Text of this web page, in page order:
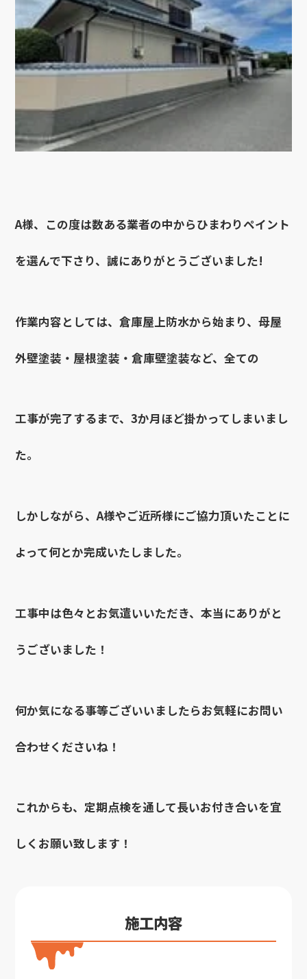
A様、この度は数ある業者の中からひまわりペイント
を選んで下さり、誠にありがとうございました!
作業内容としては、倉庫屋上防水から始まり、母屋
外壁塗装・屋根塗装・倉庫壁塗装など、全ての
工事が完了するまで、3か月ほど掛かってしまいまし
た。
しかしながら、A様やご近所様にご協力頂いたことに
よって何とか完成いたしました。
工事中は色々とお気遣いいただき、本当にありがと
うございました！
何か気になる事等ございいましたらお気軽にお問い
合わせくださいね！
これからも、定期点検を通して長いお付き合いを宜
しくお願い致します！
施工内容